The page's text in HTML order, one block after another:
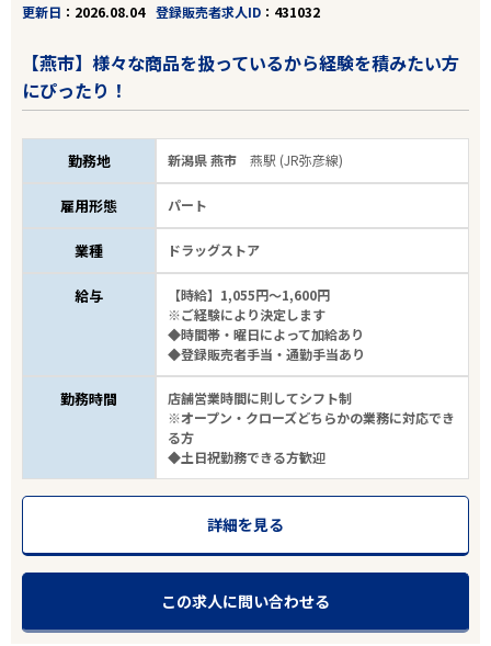
更新日
2026.08.04 登録販売者求人ID 431032
【燕市】様々な商品を扱っているから経験を積みたい方
にぴったり！
勤務地 新潟県 燕市燕駅 (JR弥彦線)
雇用形態 パート
業種 ドラッグストア
給与
【時給】1,055円～1,600円
※ご経験により決定します
◆時間帯・曜日によって加給あり
◆登録販売者手当・通勤手当あり
勤務時間
店舗営業時間に則してシフト制
※オープン・クローズどちらかの業務に対応でき
る方
◆土日祝勤務できる方歓迎
詳細を見る
この求人に問い合わせる